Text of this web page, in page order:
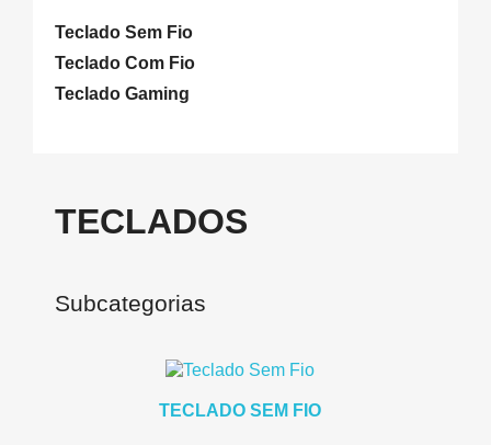
Teclado Sem Fio
Teclado Com Fio
Teclado Gaming
TECLADOS
Subcategorias
TECLADO SEM FIO